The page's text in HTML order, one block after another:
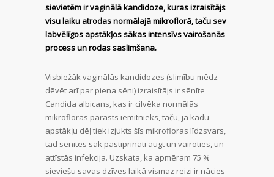
sievietēm ir vaginālā kandidoze, kuras izraisītājs
visu laiku atrodas normālajā mikroflorā, taču sev
labvēlīgos apstākļos sākas intensīvs vairošanās
process un rodas saslimšana.
Visbiežāk vaginālās kandidozes (slimību mēdz
dēvēt arī par piena sēni) izraisītājs ir sēnīte
Candida albicans, kas ir cilvēka normālās
mikrofloras parasts iemītnieks, taču, ja kādu
apstākļu dēļ tiek izjukts šīs mikrofloras līdzsvars,
tad sēnītes sāk pastiprināti augt un vairoties, un
attīstās infekcija. Uzskata, ka apmēram 75 %
sieviešu savas dzīves laikā vismaz reizi ir nācies